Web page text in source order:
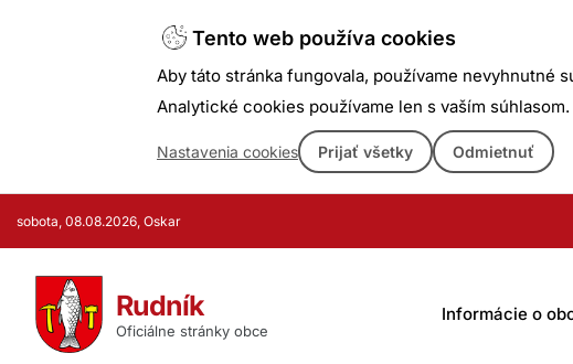
Tento web používa cookies
Aby táto stránka fungovala, používame nevyhnutné
Analytické cookies používame len s vaším súhlasom.
Nastavenia cookies Prijať všetky Odmietnuť
sobota, 08.08.2026, Oskar
Rudník
Oficiálne stránky obce
Informácie o